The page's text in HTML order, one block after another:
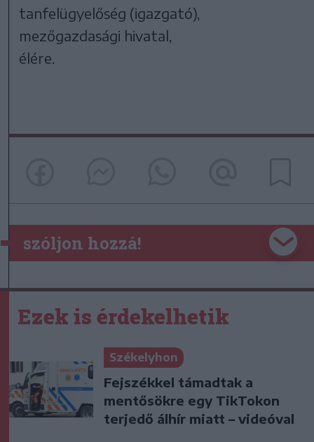
tanfelügyelőség (igazgató),
mezőgazdasági hivatal,
élére.
szóljon hozzá!
Ezek is érdekelhetik
Székelyhon
Fejszékkel támadtak a
mentősökre egy TikTokon
terjedő álhír miatt – videóval